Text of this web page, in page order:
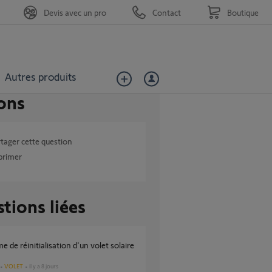
Autres produits
Devis avec un pro Contact Boutique
cette question
liées
VOLET il y a 8 jours